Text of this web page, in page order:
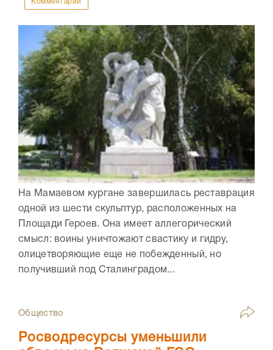
Комментарии
На Мамаевом кургане завершилась реставрация
одной из шести скульптур, расположенных на
Площади Героев. Она имеет аллегорический
смысл: воины уничтожают свастику и гидру,
олицетворяющие еще не побежденный, но
получивший под Сталинградом...
Общество
Росводресурсы уменьшили